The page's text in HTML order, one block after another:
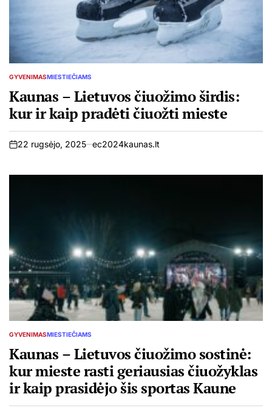
POSTED
GYVENIMASMIESTIEČIAMS
Kaunas – Lietuvos čiuožimo širdis:
kur ir kaip pradėti čiuožti mieste
on
22 rugsėjo, 2025 ec2024kaunas.lt
POSTED
GYVENIMASMIESTIEČIAMS
Kaunas – Lietuvos čiuožimo sostinė:
kur mieste rasti geriausias čiuožyklas
ir kaip prasidėjo šis sportas Kaune